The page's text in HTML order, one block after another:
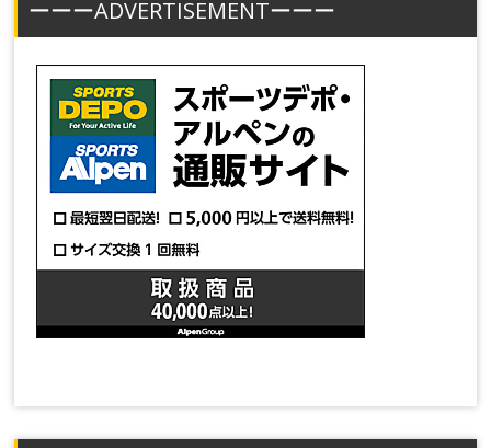
ーーーADVERTISEMENTーーー